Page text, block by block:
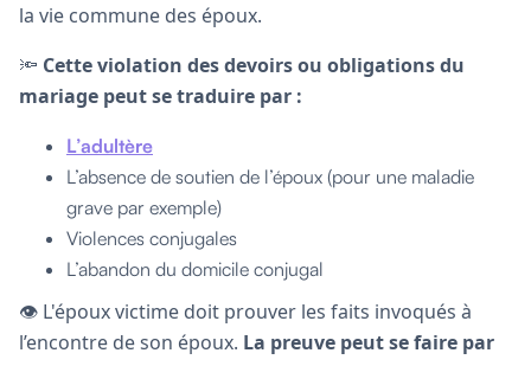
la vie commune des époux.
🔦 Cette violation des devoirs ou obligations du
mariage peut se traduire par :
L’adultère
L’absence de soutien de l’époux (pour une maladie
grave par exemple)
Violences conjugales
L’abandon du domicile conjugal
👁 L'époux victime doit prouver les faits invoqués à
l’encontre de son époux. La preuve peut se faire par